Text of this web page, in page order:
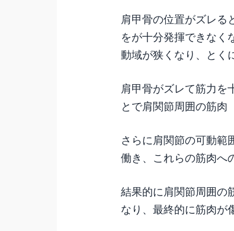
肩甲骨の位置がズレる
をが十分発揮できなく
動域が狭くなり、とく
肩甲骨がズレて筋力を
とで肩関節周囲の筋肉
さらに肩関節の可動範
働き、これらの筋肉へ
結果的に肩関節周囲の
なり、最終的に筋肉が